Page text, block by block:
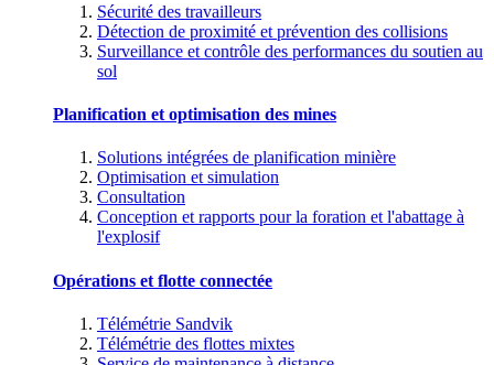
Sécurité des travailleurs
Détection de proximité et prévention des collisions
Surveillance et contrôle des performances du soutien au
sol
Planification et optimisation des mines
Solutions intégrées de planification minière
Optimisation et simulation
Consultation
Conception et rapports pour la foration et l'abattage à
l'explosif
Opérations et flotte connectée
Télémétrie Sandvik
Télémétrie des flottes mixtes